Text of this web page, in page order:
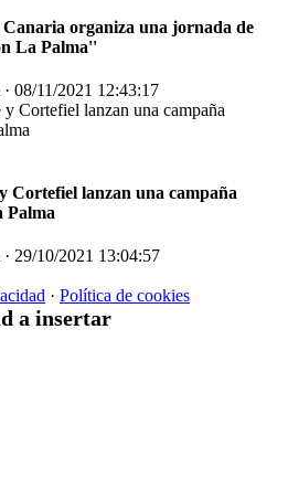
organiza una jornada de
La Palma''
11/2021 12:43:17
Cortefiel lanzan una campaña
Palma
10/2021 13:04:57
· Política de cookies
a insertar